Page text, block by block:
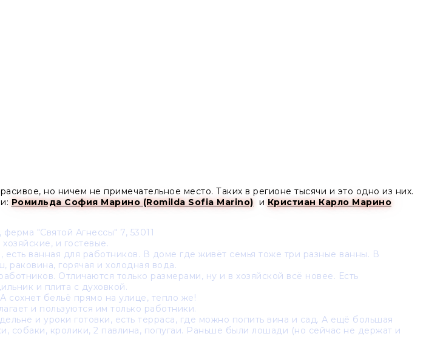
но ничем не примечательное место. Таких в регионе тысячи и это одно из них.
Ромильда София Марино (Romilda Sofia Marino) и Кристиан Карло Марино
"Святой Агнессы" 7, 53011
и гостевые.
есть ванная для работников. В доме где живёт семья тоже три разные ванны. В
раковина, горячая и холодная вода.
Отличаются только размерами, ну и в хозяйской всё новее. Есть
и плита с духовкой.
сохнет бельё прямо на улице, тепло же!
и пользуются им только работники.
и уроки готовки, есть терраса, где можно попить вина и сад. А ещё большая
собаки, кролики, 2 павлина, попугаи. Раньше были лошади (но сейчас не держат и